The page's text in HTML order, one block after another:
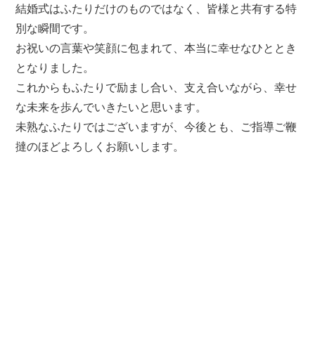
結婚式はふたりだけのものではなく、皆様と共有する特
別な瞬間です。
お祝いの言葉や笑顔に包まれて、本当に幸せなひととき
となりました。
これからもふたりで励まし合い、支え合いながら、幸せ
な未来を歩んでいきたいと思います。
未熟なふたりではございますが、今後とも、ご指導ご鞭
撻のほどよろしくお願いします。